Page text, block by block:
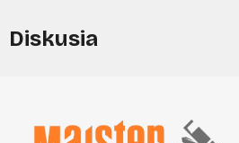
Diskusia